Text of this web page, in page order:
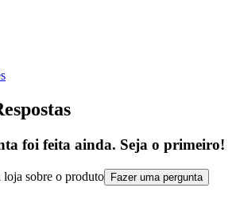
foi feita ainda. Seja o primeiro!
loja sobre o produto Fazer uma pergunta